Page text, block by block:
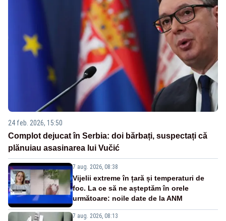
24 feb. 2026, 15:50
Complot dejucat în Serbia: doi bărbați, suspectați că
plănuiau asasinarea lui Vučić
7 aug. 2026, 08:38
Vijelii extreme în țară și temperaturi de
foc. La ce să ne așteptăm în orele
următoare: noile date de la ANM
7 aug. 2026, 08:13